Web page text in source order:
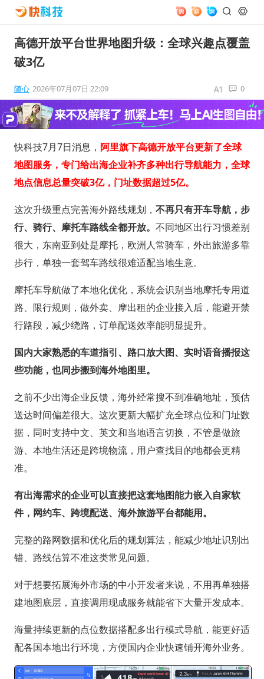
高德开放平台世界地图升级：全球兴趣点覆盖
破3亿
随心 2026年07月07日 22:09 0
快科技7月7日消息， 阿里旗下高德开放平台更新了全球
地图服务，专门给出海企业补齐多种出行导航能力，全球
地点信息总量突破3亿，门址数据超过5亿。
这次升级重点完善海外路线规划， 不再只有开车导航，步
行、骑行、摩托车路线全都开放。 不同地区出行习惯差别
很大，东南亚到处是摩托，欧洲人常骑车，外出旅游多靠
步行，单独一套驾车路线很难适配当地生意。
摩托车导航做了本地化优化，系统会识别当地摩托专用道
路、限行规则，做外卖、摩出租的企业接入后，能避开禁
行路段，减少绕路，订单配送效率能明显提升。
国内大家熟悉的车道指引、路口放大图、实时语音播报这
些功能，也同步搬到海外地图里。
之前不少出海企业反馈，海外经常搜不到准确地址，预估
送达时间偏差很大。这次更新大幅扩充全球点位和门址数
据，同时支持中文、英文和当地语言切换，不管是做旅
游、本地生活还是跨境物流，用户查找目的地都会更精
准。
有出海需求的企业可以直接把这套地图能力嵌入自家软
件，网约车、跨境配送、海外旅游平台都能用。
完整的路网数据和优化后的规划算法，能减少地址识别出
错、路线估算不准这类常见问题。
对于想要拓展海外市场的中小开发者来说，不用再单独搭
建地图底层，直接调用现成服务就能省下大量开发成本。
海量持续更新的点位数据搭配多出行模式导航，能更好适
配各国本地出行环境，方便国内企业快速铺开海外业务。